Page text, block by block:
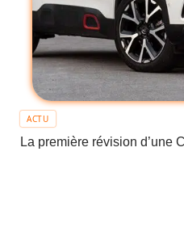
ACTU
La première révision d’une